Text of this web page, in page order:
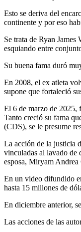
Esto se deriva del
continente y por eso
Se trata de Ryan
esquiando entre
Su buena fama duró
En 2008, el ex atleta
supone que fortaleció
El 6 de marzo de 2025,
Tanto creció su fama
(CDS), se le presume
La acción de la justicia
vinculadas al lavado de
esposa, Miryam Andrea
En un video difundido
hasta 15 millones de
En diciembre anterior,
Las acciones de las